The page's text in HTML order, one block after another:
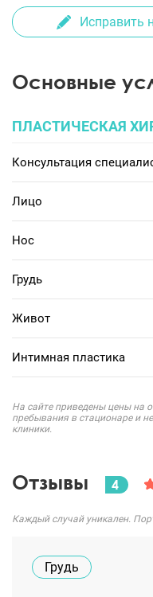
Исправить
Основные
ПЛАСТИЧЕСКАЯ
Консультация
Лицо
Нос
Грудь
Живот
Интимная пластика
На сайте приведены цены на
пребывания в стационаре и
клиники.
Отзывы 4
Каждый случай уникален.
Грудь